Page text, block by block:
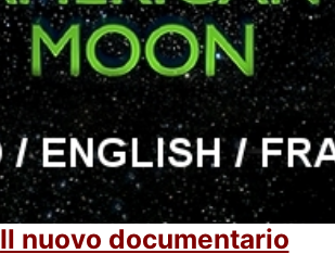
Il nuovo documentario